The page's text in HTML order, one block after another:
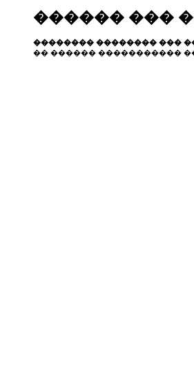
������ ���
�������� �������� ���
�� ������ �����������